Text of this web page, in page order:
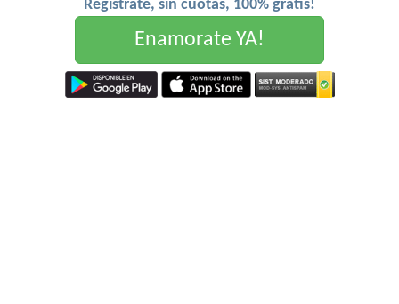
Registrate, sin cuotas, 100% gratis!
Enamorate YA!